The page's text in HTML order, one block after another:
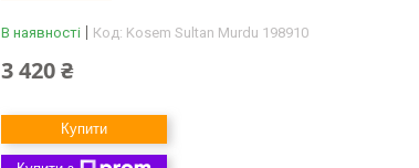
В наявності Код: Kosem Sultan Murdu 198910
3 420 ₴
Купити